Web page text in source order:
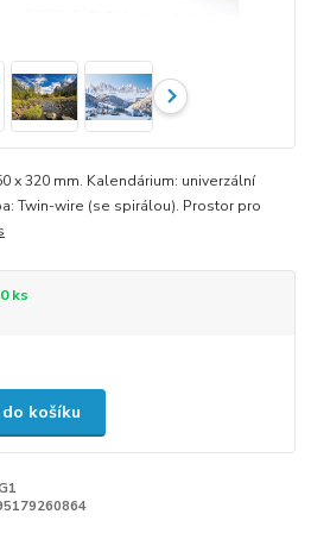
x 320 mm. Kalendárium: univerzální
Twin-wire (se spirálou). Prostor pro
ks
košíku